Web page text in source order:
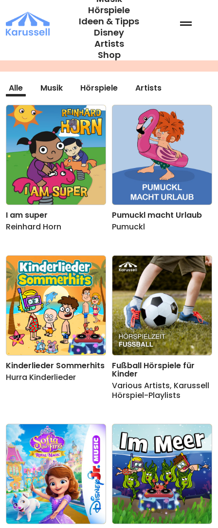
Inhalt
springen
Hörspiele
Ideen & Tipps
Disney
Artists
Shop
Alle Musik Hörspiele Artists
I am super
Reinhard Horn
Pumuckl macht Urlaub
Pumuckl
Kinderlieder Sommerhits
Hurra Kinderlieder
Fußball Hörspiele für
Kinder
Various Artists, Karussell
Hörspiel-Playlists